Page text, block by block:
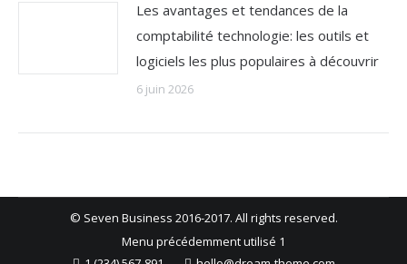
Les avantages et tendances de la
comptabilité technologie: les outils et
logiciels les plus populaires à découvrir
6 juin 2026
© Seven Business 2016-2017. All rights reserved.
Menu précédemment utilisé 1